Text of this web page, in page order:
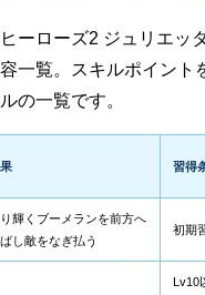
ーローズ2 ジュリエッ
一覧。スキルポイント
の一覧です。
習得
輝くブーメランを前方へ
し敵をなぎ払う
初期
Lv10